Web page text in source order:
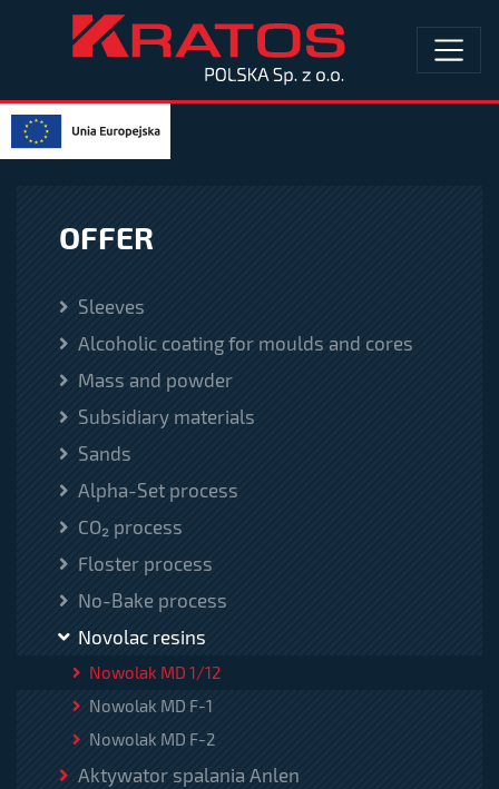
OFFER
Sleeves
Alcoholic coating for moulds and cores
Mass and powder
Subsidiary materials
Sands
Alpha-Set process
CO₂ process
Floster process
No-Bake process
Novolac resins
Nowolak MD 1/12
Nowolak MD F-1
Nowolak MD F-2
Aktywator spalania Anlen